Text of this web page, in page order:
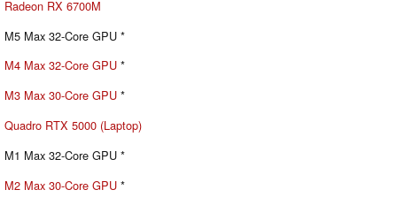
Radeon RX 6700M
M5 Max 32-Core GPU *
M4 Max 32-Core GPU *
M3 Max 30-Core GPU *
Quadro RTX 5000 (Laptop)
M1 Max 32-Core GPU *
M2 Max 30-Core GPU *